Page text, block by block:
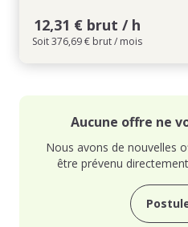
12,31 € brut / h
Soit 376,69 € brut / mois
Aucune offre ne
Nous avons de nouvelles
être prévenu